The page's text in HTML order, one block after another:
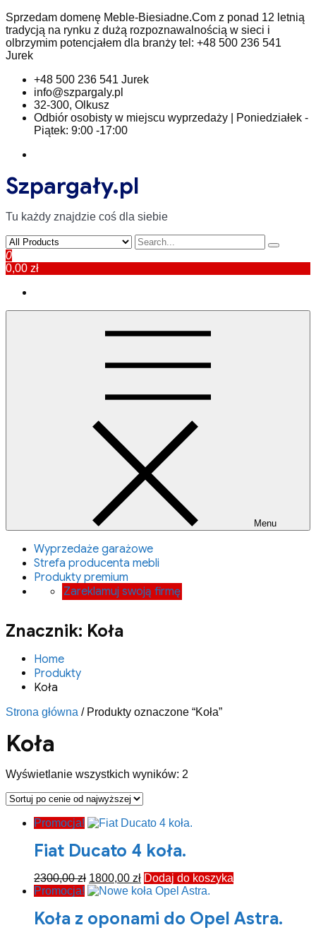
Skip
to
content
Sprzedam domenę Meble-Biesiadne.Com z ponad 12 letnią
tradycją na rynku z dużą rozpoznawalnością w sieci i
olbrzymim potencjałem dla branży tel: +48 500 236 541
Jurek
+48 500 236 541 Jurek
info@szpargaly.pl
32-300, Olkusz
Odbiór osobisty w miejscu wyprzedaży | Poniedziałek -
Piątek: 9:00 -17:00
Szpargały.pl
Tu każdy znajdzie coś dla siebie
0
0,00 zł
Menu
Wyprzedaże garażowe
Strefa producenta mebli
Produkty premium
Zareklamuj swoją firmę
Znacznik: Koła
Home
Produkty
Koła
Strona główna / Produkty oznaczone “Koła”
Koła
Wyświetlanie wszystkich wyników: 2
wysokiej
Promocja!
Fiat Ducato 4 koła.
2300,00zł Pierwotna
cena
2300,00 zł.
1800,00 złAktualna
cena
1800,00 zł.
Dodaj do koszyka
Promocja!
Koła z oponami do Opel Astra.